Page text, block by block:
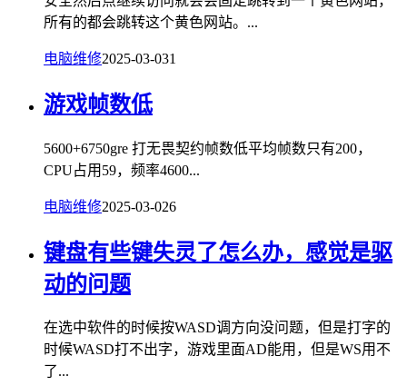
所有的都会跳转这个黄色网站。...
电脑维修2025-03-031
游戏帧数低
5600+6750gre 打无畏契约帧数低平均帧数只有200，
CPU占用59，频率4600...
电脑维修2025-03-026
键盘有些键失灵了怎么办，感觉是驱
动的问题
在选中软件的时候按WASD调方向没问题，但是打字的
时候WASD打不出字，游戏里面AD能用，但是WS用不
了...